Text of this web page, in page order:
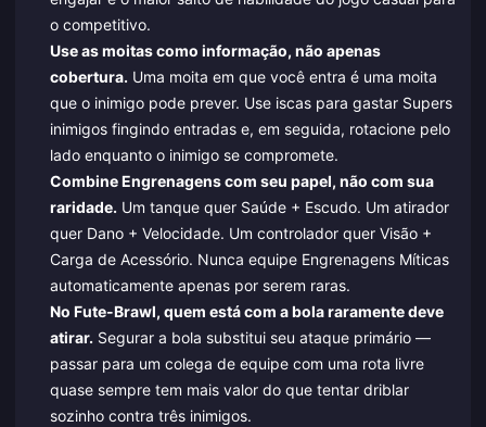
o competitivo.
Use as moitas como informação, não apenas
cobertura. Uma moita em que você entra é uma moita
que o inimigo pode prever. Use iscas para gastar Supers
inimigos fingindo entradas e, em seguida, rotacione pelo
lado enquanto o inimigo se compromete.
Combine Engrenagens com seu papel, não com sua
raridade. Um tanque quer Saúde + Escudo. Um atirador
quer Dano + Velocidade. Um controlador quer Visão +
Carga de Acessório. Nunca equipe Engrenagens Míticas
automaticamente apenas por serem raras.
No Fute-Brawl, quem está com a bola raramente deve
atirar. Segurar a bola substitui seu ataque primário —
passar para um colega de equipe com uma rota livre
quase sempre tem mais valor do que tentar driblar
sozinho contra três inimigos.